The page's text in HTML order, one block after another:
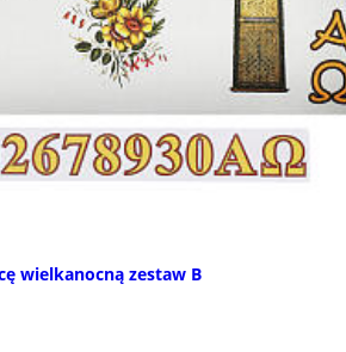
wielkanocną zestaw B